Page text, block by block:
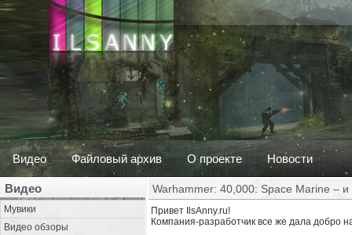
Видео Файловый архив О проекте Новости
Видео
Мувики
Видео обзоры
Warhammer: 40,000: Space Marine – и
Привет IlsAnny.ru!
Компания-разработчик все же дала добро